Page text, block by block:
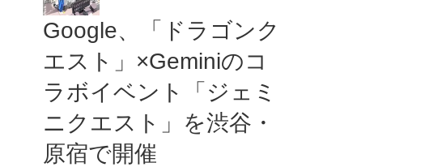
Google、「ドラゴンク
エスト」×Geminiのコ
ラボイベント「ジェミ
ニクエスト」を渋谷・
原宿で開催